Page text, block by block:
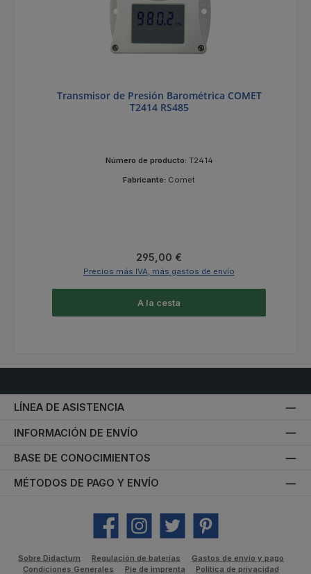
Transmisor de Presión Barométrica COMET
T2414 RS485
Número de producto: T2414
Fabricante: Comet
Precio normal:
295,00 €
Precios más IVA, más gastos de envío
A la cesta
LÍNEA DE ASISTENCIA
INFORMACIÓN DE ENVÍO
BASE DE CONOCIMIENTOS
MÉTODOS DE PAGO Y ENVÍO
Facebook Instagram Twitter Pinterest
Sobre Didactum Regulación de baterías
Gastos de envío y pago
Condiciones Generales
Pie de imprenta Política de privacidad